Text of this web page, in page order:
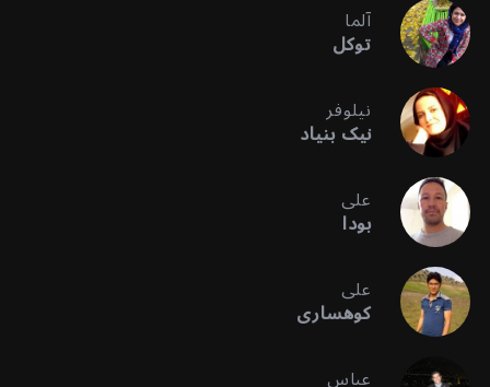
آلما
توکل
نیلوفر
نیک بنیاد
علی
بودا
علی
کوهساری
عباس